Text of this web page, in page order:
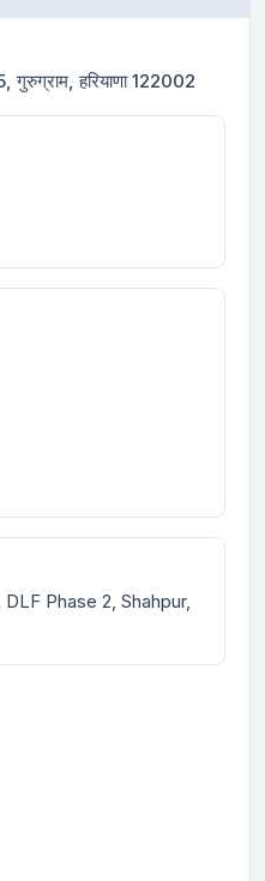
हरियाणा 122002
Phase 2, Shahpur,